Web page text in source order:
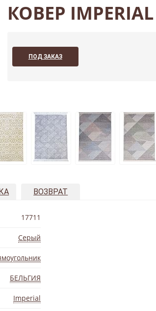
КОВЕР IMPERIAL
ПОД ЗАКАЗ
ВОЗВРАТ
17711
Серый
БЕЛЬГИЯ
Imperial